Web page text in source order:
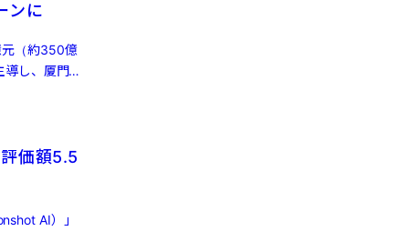
ンに
元（約350億
し、厦門国
価額5.5
AI）」